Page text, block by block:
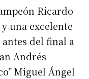
Ricardo
una excelente
del final a
Andrés
Miguel Ángel